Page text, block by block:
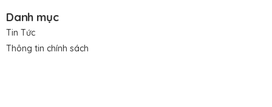
Danh mục
Tin Tức
Thông tin chính sách